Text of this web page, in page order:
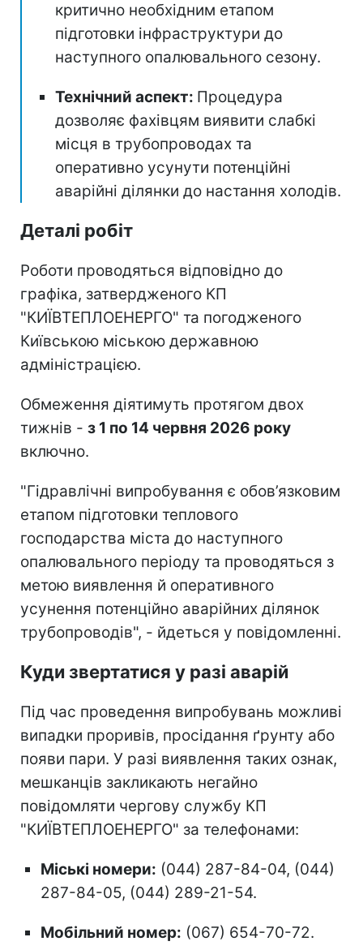
критично необхідним етапом
підготовки інфраструктури до
наступного опалювального сезону.
Технічний аспект: Процедура
дозволяє фахівцям виявити слабкі
місця в трубопроводах та
оперативно усунути потенційні
аварійні ділянки до настання холодів.
Деталі робіт
Роботи проводяться відповідно до
графіка, затвердженого КП
"КИЇВТЕПЛОЕНЕРГО" та погодженого
Київською міською державною
адміністрацією.
Обмеження діятимуть протягом двох
тижнів - з 1 по 14 червня 2026 року
включно.
"Гідравлічні випробування є обов’язковим
етапом підготовки теплового
господарства міста до наступного
опалювального періоду та проводяться з
метою виявлення й оперативного
усунення потенційно аварійних ділянок
трубопроводів", - йдеться у повідомленні.
Куди звертатися у разі аварій
Під час проведення випробувань можливі
випадки проривів, просідання ґрунту або
появи пари. У разі виявлення таких ознак,
мешканців закликають негайно
повідомляти чергову службу КП
"КИЇВТЕПЛОЕНЕРГО" за телефонами:
Міські номери: (044) 287-84-04, (044)
287-84-05, (044) 289-21-54.
Мобільний номер: (067) 654-70-72.